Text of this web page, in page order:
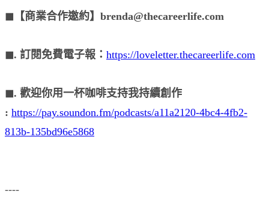
◼︎【商業合作邀約】brenda@thecareerlife.com
◼︎. 訂閱免費電子報： https://loveletter.thecareerlife.com
◼︎. 歡迎你用一杯咖啡支持我持續創作
: https://pay.soundon.fm/podcasts/a11a2120-4bc4-4fb2-
813b-135bd96e5868
----